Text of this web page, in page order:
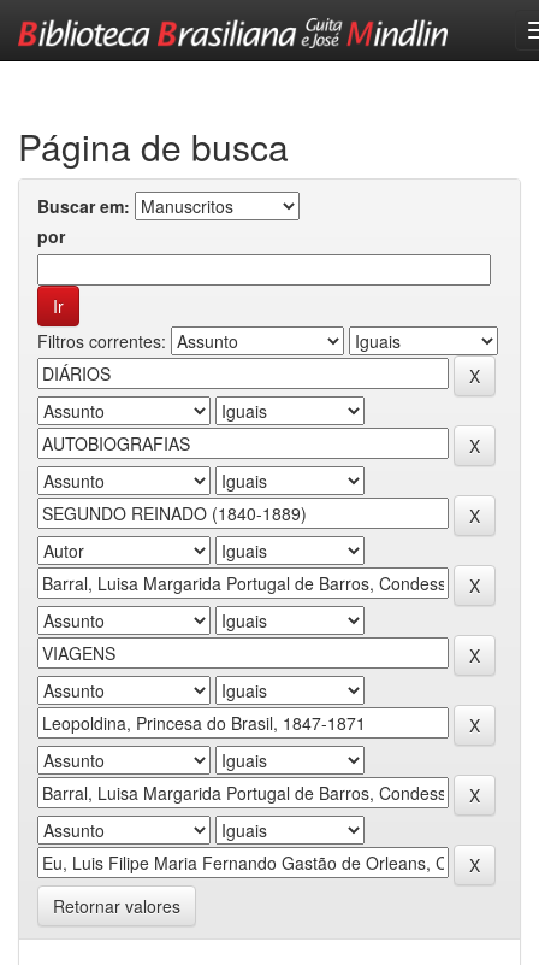
Página de busca
Buscar em:
por
Filtros correntes:
Retornar valores